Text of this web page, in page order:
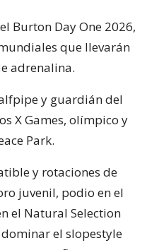
Burton Day One 2026,
que llevarán
adrenalina.
y guardián del
X Games, olímpico y
Park.
y rotaciones de
juvenil, podio en el
el Natural Selection
el slopestyle